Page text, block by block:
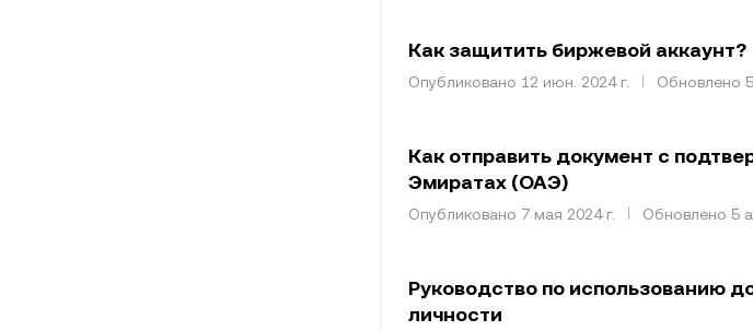
Как защитить биржевой аккаунт?
Опубликовано 12 июн. 2024 г. Обновлено 5
Как отправить документ с
Эмиратах (ОАЭ)
Опубликовано 7 мая 2024 г. Обновлено 5
Руководство по использованию
личности